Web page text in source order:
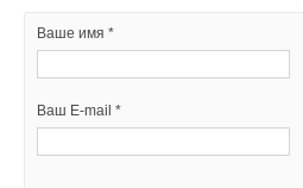
Ваше имя *
Ваш E-mail *